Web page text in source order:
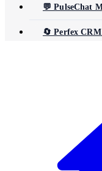
💬 PulseChat
🔄 Perfex